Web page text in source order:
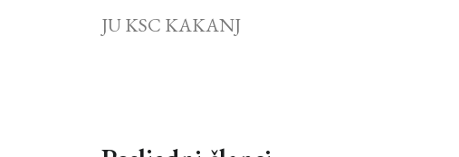
JU KSC KAKANJ